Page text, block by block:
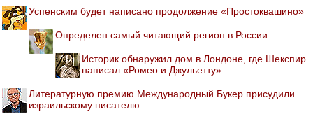
Успенским будет написано продолжение «Простоквашино»
Определен самый читающий регион в России
Историк обнаружил дом в Лондоне, где Шекспир
написал «Ромео и Джульетту»
Литературную премию Международный Букер присудили
израильскому писателю